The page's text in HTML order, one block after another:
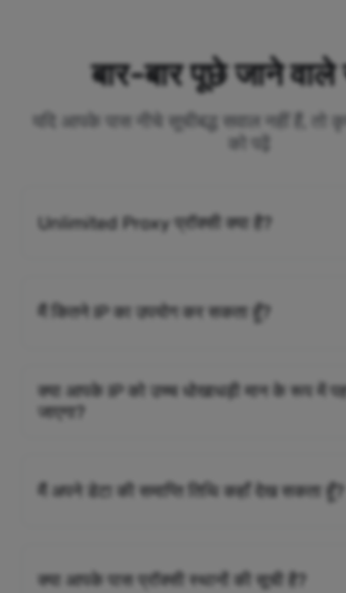
बार-बार पूछे जाने
यदि आपके पास नीचे सूचीबद्ध सवाल नहीं हैं, तो
को पढ़ें
Unlimited Proxy प्रॉक्सी क्या है?
मैं कितने IP का उपयोग कर सकता हूँ?
क्या आपके IP को उच्च धोखाधड़ी मान के रूप में
जाएगा?
मैं अपने डेटा की समाप्ति तिथि कहाँ देख सकता हूँ?
क्या आपके पास प्रॉक्सी स्थानों की सूची है?